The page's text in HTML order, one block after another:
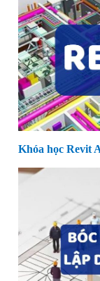
Khóa học Revit